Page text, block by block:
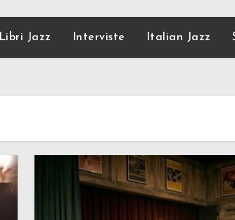
Libri Jazz Interviste Italian Jazz